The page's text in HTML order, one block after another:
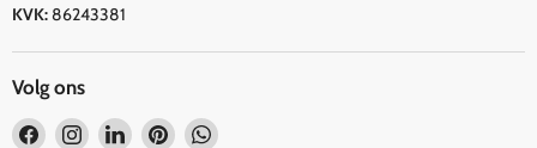
KVK:86243381
Volg ons
Vind Vind Vind Vind Vind